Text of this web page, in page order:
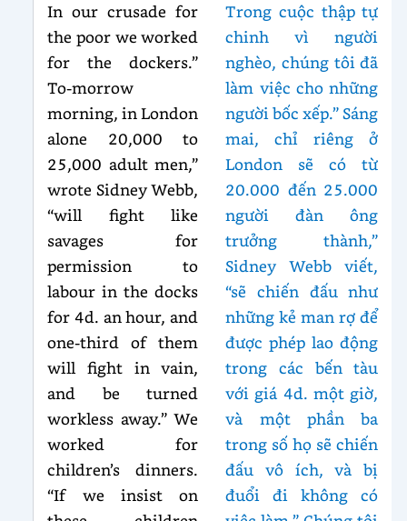
In our crusade for
the poor we worked
for the dockers.”
To-morrow
morning, in London
alone 20,000 to
25,000 adult men,”
wrote Sidney Webb,
“will fight like
savages for
permission to
labour in the docks
for 4d. an hour, and
one-third of them
will fight in vain,
and be turned
workless away.” We
worked for
children’s dinners.
“If we insist on
Trong cuộc thập tự
chinh vì người
nghèo, chúng tôi đã
làm việc cho những
người bốc xếp.” Sáng
mai, chỉ riêng ở
London sẽ có từ
20.000 đến 25.000
người đàn ông
trưởng thành,”
Sidney Webb viết,
“sẽ chiến đấu như
những kẻ man rợ để
được phép lao động
trong các bến tàu
với giá 4d. một giờ,
và một phần ba
trong số họ sẽ chiến
đấu vô ích, và bị
đuổi đi không có